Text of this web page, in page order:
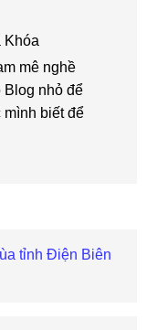
Khóa
mê nghề
Blog nhỏ để
mình biết để
tỉnh Điện Biên